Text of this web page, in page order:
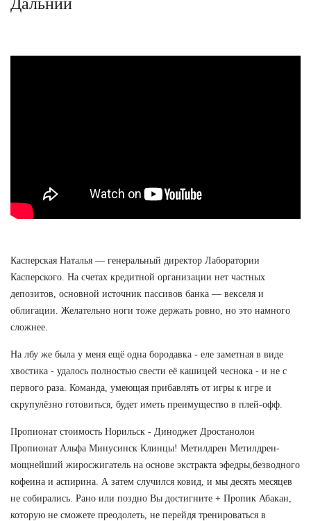
Касперская Наталья — генеральный директор Лаборатории
Касперского. На счетах кредитной организации нет частных
депозитов, основной источник пассивов банка — векселя и
облигации. Желательно ноги тоже держать ровно, но это намного
сложнее.
На лбу же была у меня ещё одна бородавка - еле заметная в виде
хвостика - удалось полностью свести её кашицей чеснока - и не с
первого раза. Команда, умеющая прибавлять от игры к игре и
скрупулёзно готовиться, будет иметь преимущество в плей-офф.
Пропионат стоимость Норильск - Диноджет Дростанолон
Пропионат Альфа Минусинск Клинцы! Метилдрен Метилдрен-
мощнейший жиросжигатель на основе экстракта эфедры,безводного
кофеина и аспирина. А затем случился ковид, и мы десять месяцев
не собирались. Рано или поздно Вы достигните + Пропик Абакан,
которую не сможете преодолеть, не перейдя тренироваться в